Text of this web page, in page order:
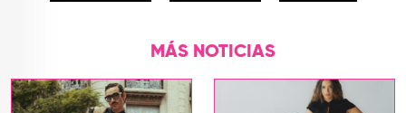
MÁS NOTICIAS